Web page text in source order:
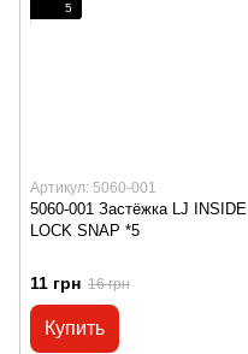
5
Артикул: 5060-001
5060-001 Застёжка LJ INSIDE
LOCK SNAP *5
11 грн 16 грн
Купить